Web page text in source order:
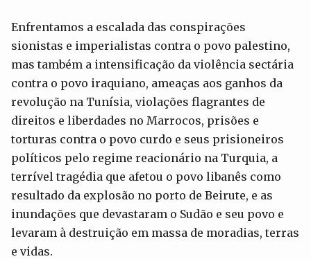
Enfrentamos a escalada das conspirações
sionistas e imperialistas contra o povo palestino,
mas também a intensificação da violência sectária
contra o povo iraquiano, ameaças aos ganhos da
revolução na Tunísia, violações flagrantes de
direitos e liberdades no Marrocos, prisões e
torturas contra o povo curdo e seus prisioneiros
políticos pelo regime reacionário na Turquia, a
terrível tragédia que afetou o povo libanês como
resultado da explosão no porto de Beirute, e as
inundações que devastaram o Sudão e seu povo e
levaram à destruição em massa de moradias, terras
e vidas.